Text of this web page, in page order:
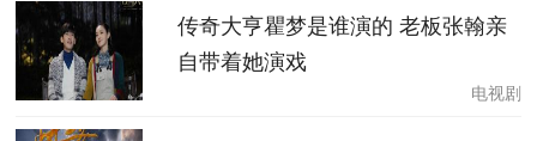
传奇大亨瞿梦是谁演的 老板张翰亲
自带着她演戏
电视剧